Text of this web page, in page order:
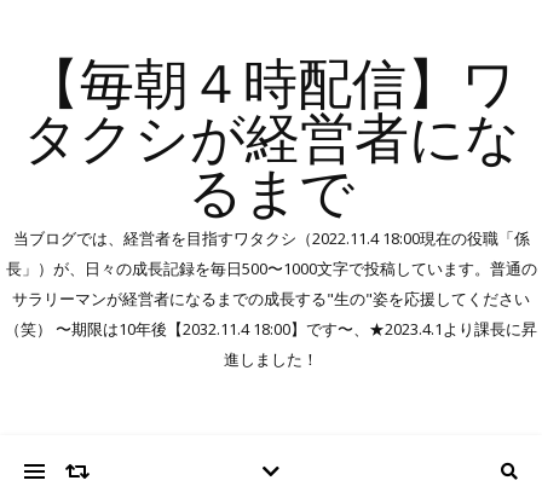
【毎朝４時配信】ワ
タクシが経営者にな
るまで
当ブログでは、経営者を目指すワタクシ（2022.11.4 18:00現在の役職「係
長」）が、日々の成長記録を毎日500〜1000文字で投稿しています。普通の
サラリーマンが経営者になるまでの成長する"生の"姿を応援してください
（笑） 〜期限は10年後【2032.11.4 18:00】です〜、★2023.4.1より課長に昇
進しました！